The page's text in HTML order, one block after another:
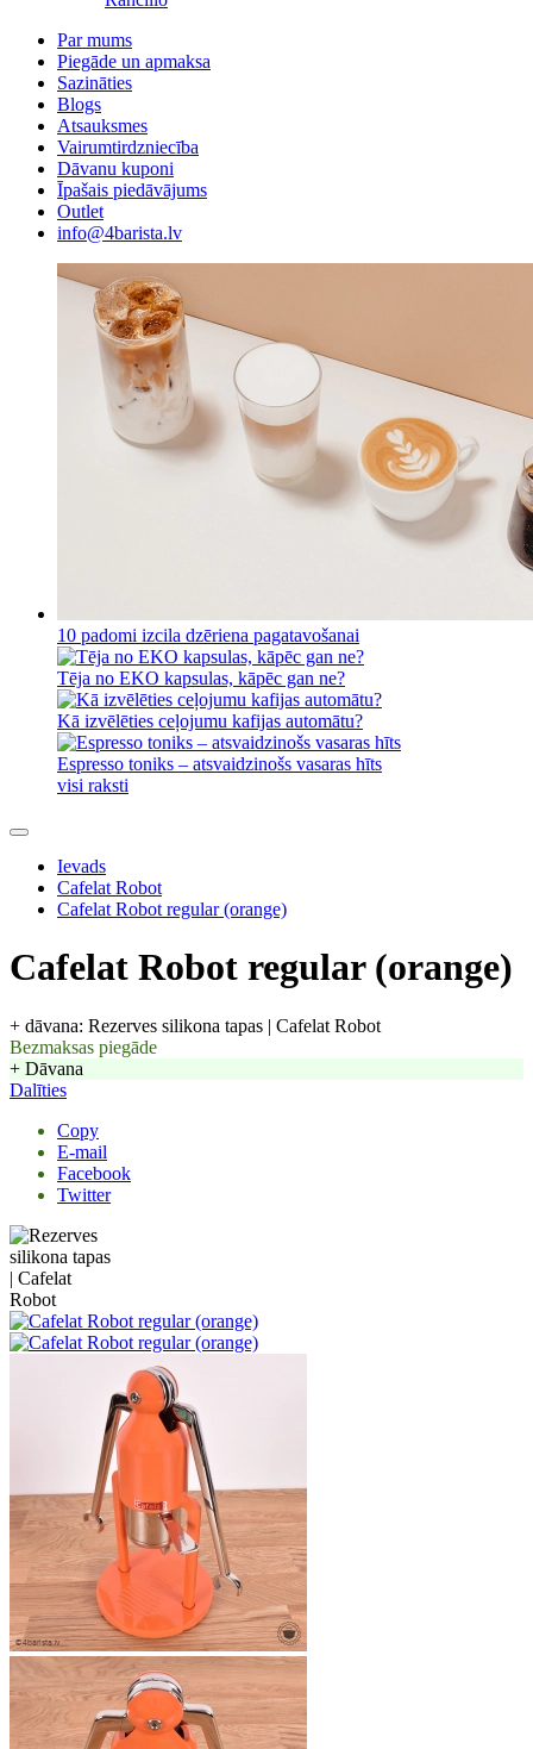
Par mums
Piegāde un apmaksa
Sazināties
Blogs
Atsauksmes
Vairumtirdzniecība
Dāvanu kuponi
Īpašais piedāvājums
Outlet
info@4barista.lv
10 padomi izcila dzēriena pagatavošanai
Tēja no EKO kapsulas, kāpēc gan ne?
Kā izvēlēties ceļojumu kafijas automātu?
Espresso toniks – atsvaidzinošs vasaras hīts
visi raksti
Ievads
Cafelat Robot
Cafelat Robot regular (orange)
Cafelat Robot regular (orange)
+ dāvana: Rezerves silikona tapas | Cafelat Robot
Bezmaksas piegāde
+ Dāvana
Dalīties
Copy
E-mail
Facebook
Twitter